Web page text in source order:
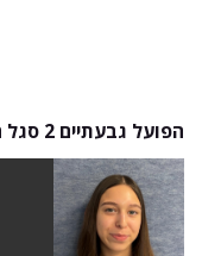
הפועל גבעתיים 2 סגל הקבוצה